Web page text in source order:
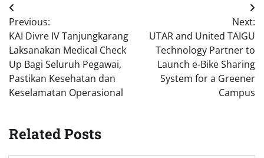
Post
navigation
Previous:
KAI Divre IV Tanjungkarang
Laksanakan Medical Check
Up Bagi Seluruh Pegawai,
Pastikan Kesehatan dan
Keselamatan Operasional
Next:
UTAR and United TAIGU
Technology Partner to
Launch e-Bike Sharing
System for a Greener
Campus
Related Posts